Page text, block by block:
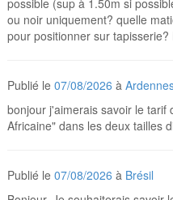
possible (sup à 1.50m si
ou noir uniquement? quelle
pour positionner sur tapisserie?
Publié le07/08/2026 à
bonjour j'aimerais savoir le tarif
Africaine" dans les deux tailles
Publié le07/08/2026 à Brésil